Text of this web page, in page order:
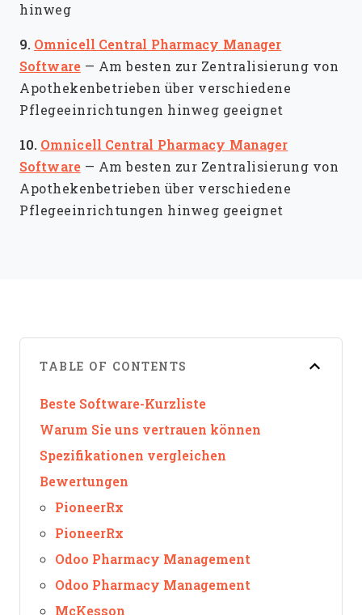
hinweg
9. Omnicell Central Pharmacy Manager
Software — Am besten zur Zentralisierung von
Apothekenbetrieben über verschiedene
Pflegeeinrichtungen hinweg geeignet
10. Omnicell Central Pharmacy Manager
Software — Am besten zur Zentralisierung von
Apothekenbetrieben über verschiedene
Pflegeeinrichtungen hinweg geeignet
TABLE OF CONTENTS
Beste Software-Kurzliste
Warum Sie uns vertrauen können
Spezifikationen vergleichen
Bewertungen
PioneerRx
PioneerRx
Odoo Pharmacy Management
Odoo Pharmacy Management
McKesson